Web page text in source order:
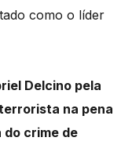
como o líder
Delcino pela
na pena
do crime de